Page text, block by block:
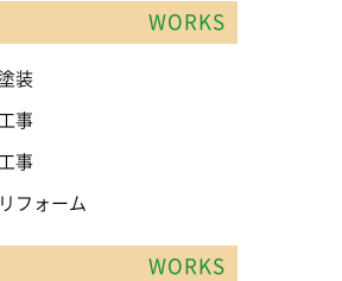
WORKS
装
事
事
フォーム
WORKS